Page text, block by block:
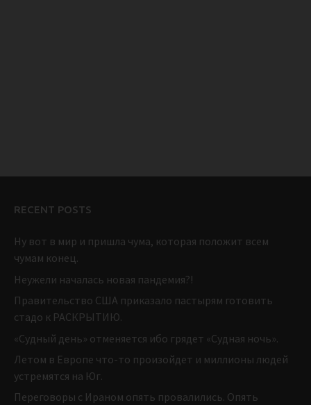
RECENT POSTS
Ну вот в мир и пришла чума, которая положит всем
чумам конец.
Неужели началась новая пандемия?!
Правительство США приказало пастырям готовить
стадо к РАСКРЫТИЮ.
«Судный день» отменяется ибо грядет «Судная ночь».
Летом в Европе что-то произойдет и миллионы людей
устремятся на Юг.
Переговоры с Ираном опять провалились. Опять